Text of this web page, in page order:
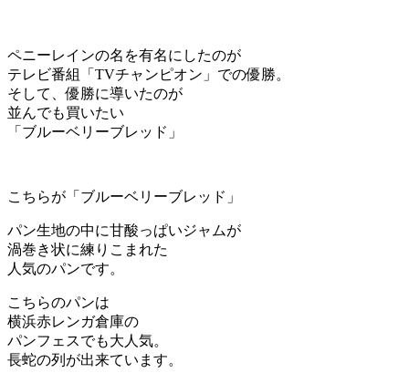
ペニーレインの名を有名にしたのが
テレビ番組「TVチャンピオン」での優勝。
そして、優勝に導いたのが
並んでも買いたい
「ブルーベリーブレッド」
こちらが「ブルーベリーブレッド」
パン生地の中に甘酸っぱいジャムが
渦巻き状に練りこまれた
人気のパンです。
こちらのパンは
横浜赤レンガ倉庫の
パンフェスでも大人気。
長蛇の列が出来ています。